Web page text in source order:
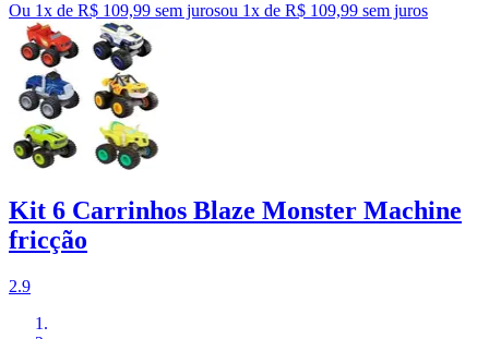
Ou 1x de R$ 109,99 sem jurosou 1x de R$ 109,99 sem juros
Kit 6 Carrinhos Blaze Monster Machine
fricção
2.9